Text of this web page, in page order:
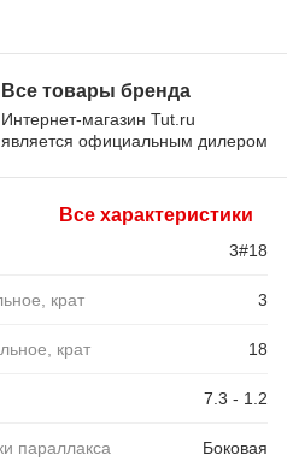
Все товары бренда
Интернет-магазин Tut.ru
является официальным дилером
Все характеристики
3#18
крат 3
крат 18
7.3 - 1.2
параллакса Боковая